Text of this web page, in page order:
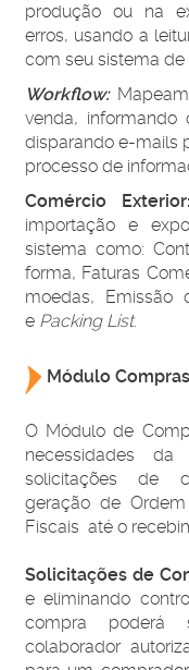
produção ou na
erros, usando a
com seu sistema de
Workflow:
venda,
disparando e-mails
processo de
Comércio
importação e
sistema como:
forma, Faturas
moedas, Emissão
e Packing List.
Módulo Compras
O Módulo de
necessidades
solicitações de
geração de
Fiscais até o
Solicitações de
e eliminando
compra poderá
colaborador